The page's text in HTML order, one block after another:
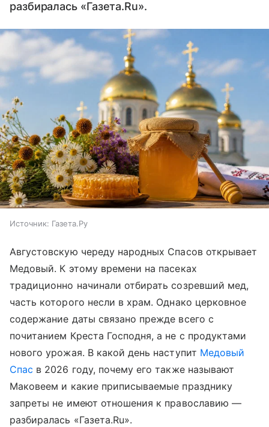
разбиралась «Газета.Ru».
Источник: Газета.Ру
Августовскую череду народных Спасов открывает
Медовый. К этому времени на пасеках
традиционно начинали отбирать созревший мед,
часть которого несли в храм. Однако церковное
содержание даты связано прежде всего с
почитанием Креста Господня, а не с продуктами
нового урожая. В какой день наступит Медовый
Спас в 2026 году, почему его также называют
Маковеем и какие приписываемые празднику
запреты не имеют отношения к православию —
разбиралась «Газета.Ru».